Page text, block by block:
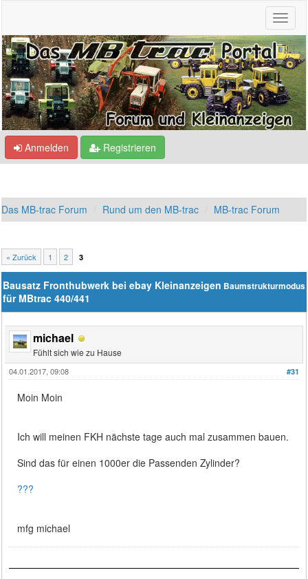
Anmelden Registrieren
Das MB-trac Forum Rund um den MB-trac MB-trac Forum
« Zurück 1 2 3
Baumstrukturmodus
Bausatz Fronthubwerk bei ebay Kleinanzeigen
für MBtrac 440/441
michael
Fühlt sich wie zu Hause
#31
04.01.2017, 09:08
Moin Moin
Ich will meinen FKH nächste tage auch mal zusammen bauen.
Sind das für einen 1000er die Passenden Zylinder?
???
mfg michael